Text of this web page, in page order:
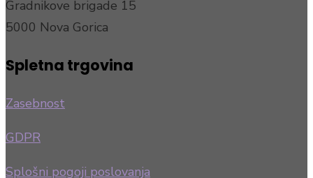
Gradnikove brigade 15
5000 Nova Gorica
Spletna trgovina
Zasebnost
GDPR
Splošni pogoji poslovanja